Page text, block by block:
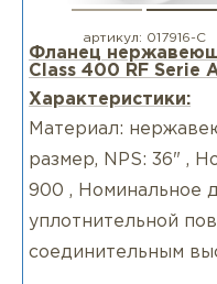
артикул: 017916-С
Фланец
Class 400 RF Serie
Характеристики:
Материал:
размер, NPS: 36" ,
900 , Номинальное
уплотнительной
соединительным